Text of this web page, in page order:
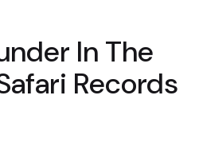
In The
Records